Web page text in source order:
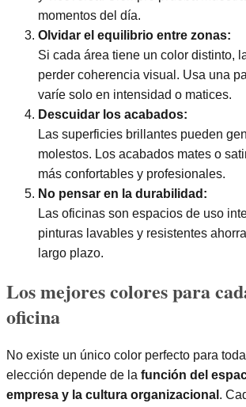
momentos del día.
Olvidar el equilibrio entre zonas:
Si cada área tiene un color distinto,
perder coherencia visual. Usa una
varíe solo en intensidad o matices.
Descuidar los acabados:
Las superficies brillantes pueden
molestos. Los acabados mates o
más confortables y profesionales.
No pensar en la durabilidad:
Las oficinas son espacios de uso
pinturas lavables y resistentes
largo plazo.
Los mejores colores para
oficina
No existe un único color perfecto para
elección depende de la función del
empresa y la cultura organizacional .